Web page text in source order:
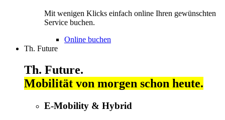
Mit wenigen Klicks einfach online Ihren gewünschten
Service buchen.
Online buchen
Th. Future
Th. Future.
Mobilität von morgen schon heute.
E-Mobility & Hybrid